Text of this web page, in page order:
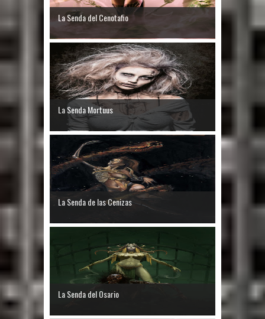
La Senda del Cenotafio
La Senda Mortuus
La Senda de las Cenizas
La Senda del Osario